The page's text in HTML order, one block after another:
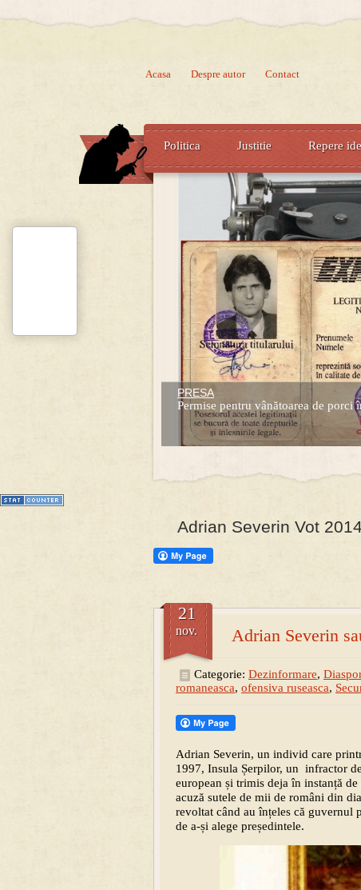
Acasa Despre autor Contact
Politica Justitie Repere
PRESA
Permise pentru vânătoarea de porci
Prima mea carte publicata (Nemira)
Averea Presedintelui: prima lucrare
Adrian Severin Vot
Adrian Severin
21
nov.
Categorie: Dezinformare,
romaneasca, ofensiva ruseasca,
Adrian Severin, un individ care
1997, Insula Șerpilor, un infractor
european și trimis deja în instanță
acuză sutele de mii de români din
revoltat când au înțeles că guvernul
de a-și alege președintele.